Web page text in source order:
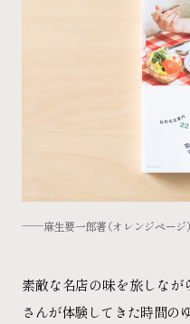
麻生要一郎著（オレンジページ）
素敵な名店の味を旅しなが
さんが体験してきた時間の